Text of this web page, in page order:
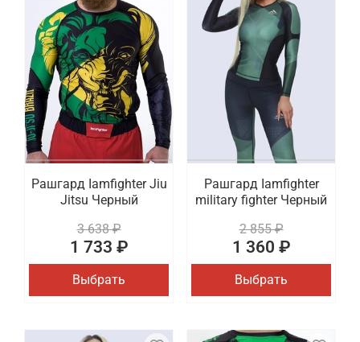
Рашгард Iamfighter Jiu
Jitsu Черный
3 638 ₽
1 733 ₽
Выбрать
Рашгард Iamfighter
military fighter Черный
2 855 ₽
1 360 ₽
Выбрать